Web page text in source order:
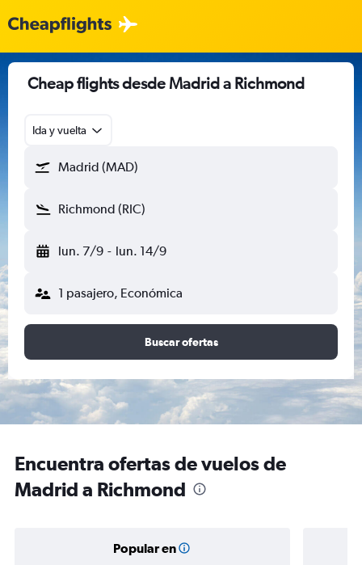
Cheap flights desde Madrid a Richmond
Ida y vuelta
Madrid (MAD)
Richmond (RIC)
lun. 7/9 - lun. 14/9
1 pasajero, Económica
Buscar ofertas
Encuentra ofertas de vuelos de
Madrid a Richmond
Popular en